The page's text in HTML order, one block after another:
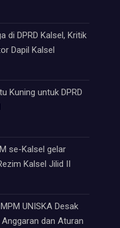
di DPRD Kalsel, Kritik
Dapil Kalsel
Kuning untuk DPRD
se-Kalsel gelar
Kalsel Jilid II
UNISKA Desak
dan Aturan